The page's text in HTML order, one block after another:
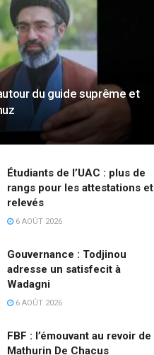
du guide suprême et
Étudiants de l’UAC : plus de
rangs pour les attestations et
relevés
6 AOÛT 2026
Gouvernance : Todjinou
adresse un satisfecit à
Wadagni
6 AOÛT 2026
FBF : l’émouvant au revoir de
Mathurin De Chacus